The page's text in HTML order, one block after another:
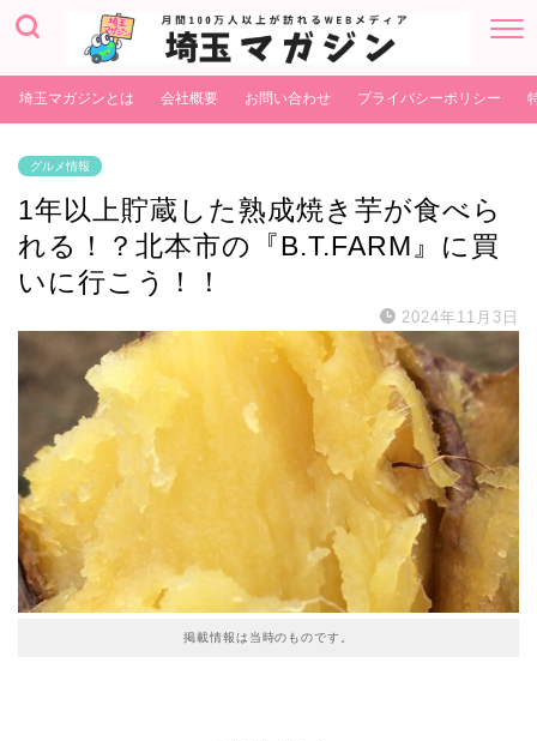
埼玉マガジンとは 会社概要 お問い合わせ プライバシーポリシー
グルメ情報
1年以上貯蔵した熟成焼き芋が食べら
れる！？北本市の『B.T.FARM』に買
いに行こう！！
2024年11月3日
掲載情報は当時のものです。